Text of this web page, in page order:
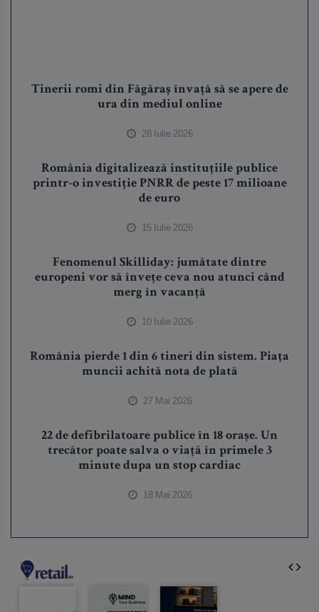
Tinerii romi din Făgăraș învață să se apere de
ura din mediul online
28 Iulie 2026
România digitalizează instituțiile publice
printr-o investiție PNRR de peste 17 milioane
de euro
15 Iulie 2026
Fenomenul Skilliday: jumătate dintre
europeni vor să învețe ceva nou atunci când
merg în vacanță
10 Iulie 2026
România pierde 1 din 6 tineri din sistem. Piața
muncii achită nota de plată
27 Mai 2026
22 de defibrilatoare publice în 18 orașe. Un
trecător poate salva o viață în primele 3
minute dupa un stop cardiac
18 Mai 2026